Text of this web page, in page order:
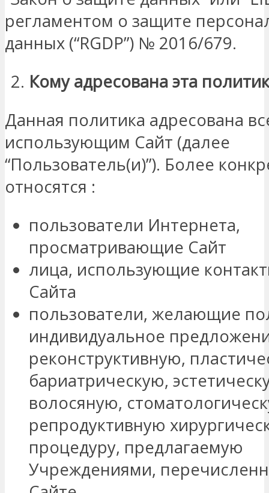
регламентом о защите
данных (“RGDP”) № 2016/679.
Кому адресована эта
Данная политика адресована
использующим Сайт (далее
“Пользователь(и)”). Более
относятся :
пользователи Интернета,
просматривающие Сайт
лица, использующие
Сайта
пользователи, желающие
индивидуальное
реконструктивную,
бариатрическую,
волосяную,
репродуктивную
процедуру, предлагаемую
Учреждениями,